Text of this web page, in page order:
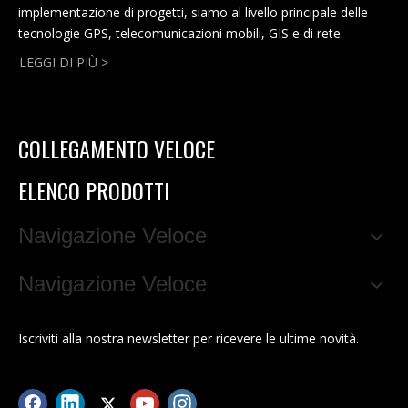
implementazione di progetti, siamo al livello principale delle
tecnologie GPS, telecomunicazioni mobili, GIS e di rete.
LEGGI DI PIÙ >
COLLEGAMENTO VELOCE
ELENCO PRODOTTI
Navigazione Veloce
Navigazione Veloce
Iscriviti alla nostra newsletter per ricevere le ultime novità.